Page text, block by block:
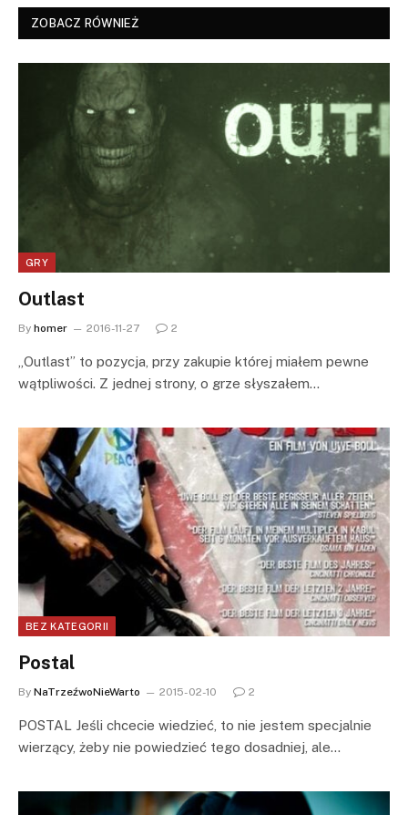
ZOBACZ RÓWNIEŻ
GRY
Outlast
By homer 2016-11-27 2
„Outlast” to pozycja, przy zakupie której miałem pewne
wątpliwości. Z jednej strony, o grze słyszałem…
BEZ KATEGORII
Postal
By NaTrzeźwoNieWarto 2015-02-10 2
POSTAL Jeśli chcecie wiedzieć, to nie jestem specjalnie
wierzący, żeby nie powiedzieć tego dosadniej, ale…